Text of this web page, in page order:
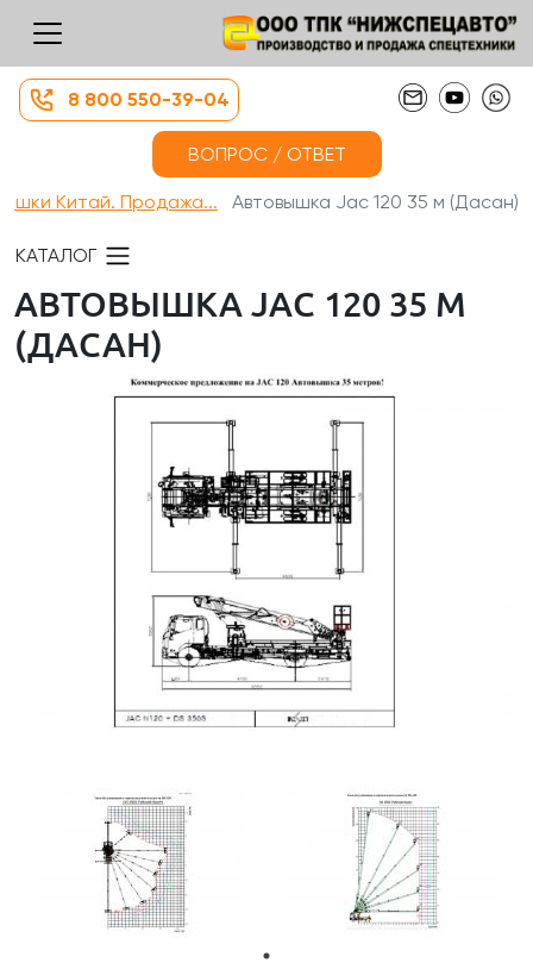
8 800 550-39-04
ВОПРОС / ОТВЕТ
Китай. Продажа... Автовышка Jac 120 35 м (Дасан)
КАТАЛОГ
АВТОВЫШКА JAC 120 35 М
(ДАСАН)